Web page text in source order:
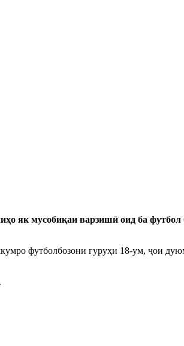
як мусобиқаи варзишӣ оид ба
футболбозони гуруҳи 18-ум, ҷои